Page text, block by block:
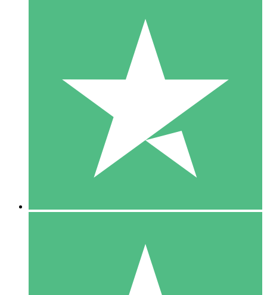
Individuele Creditpakketten
Betaal per gebruik met downloadtegoeden. Geen maandelijkse
1000
10 Downloaden
20 00